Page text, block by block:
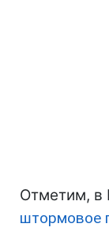
Отметим, в
штормовое